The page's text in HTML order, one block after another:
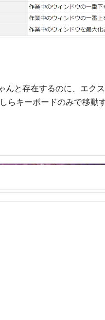
んと存在するのに、エク
キーボードのみで移動